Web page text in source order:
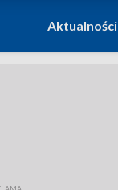
DO
Aktualności